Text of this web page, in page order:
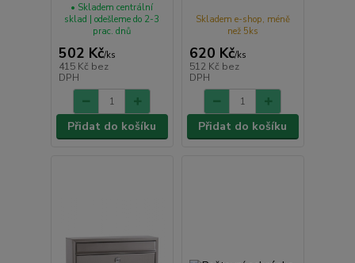
502 Kč/ks
415 Kč bez
DPH
• Skladem centrální
sklad | odešleme do 2-3
prac. dnů
Přidat do košíku
620 Kč/ks
512 Kč bez
DPH
Skladem e-shop, méně
než 5ks
Přidat do košíku